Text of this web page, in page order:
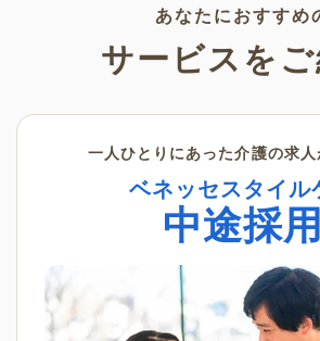
あなたにおすすめ
サービスを
一人ひとりにあった介護の求人
ベネッセスタイル
中途採用